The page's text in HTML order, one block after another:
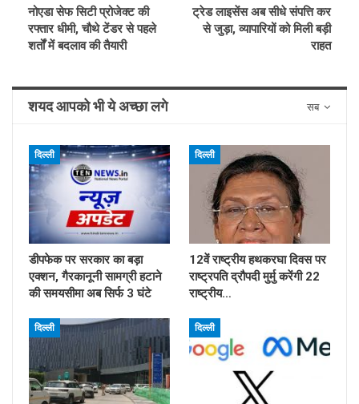
नोएडा सेफ सिटी प्रोजेक्ट की
रफ्तार धीमी, चौथे टेंडर से पहले
शर्तों में बदलाव की तैयारी
ट्रेड लाइसेंस अब सीधे संपत्ति कर
से जुड़ा, व्यापारियों को मिली बड़ी
राहत
सब
शयद आपको भी ये अच्छा लगे
दिल्ली
डीपफेक पर सरकार का बड़ा
एक्शन, गैरकानूनी सामग्री हटाने
की समयसीमा अब सिर्फ 3 घंटे
दिल्ली
12वें राष्ट्रीय हथकरघा दिवस पर
राष्ट्रपति द्रौपदी मुर्मु करेंगी 22
राष्ट्रीय…
दिल्ली दिल्ली